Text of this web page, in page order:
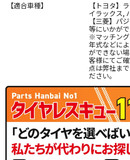
【適合車種】
【トヨタ】
イラックス,
【三菱】パ
等にいかがで
※マッチン
年式などに
ができない
客様にてご
点は弊社ま
ださい。